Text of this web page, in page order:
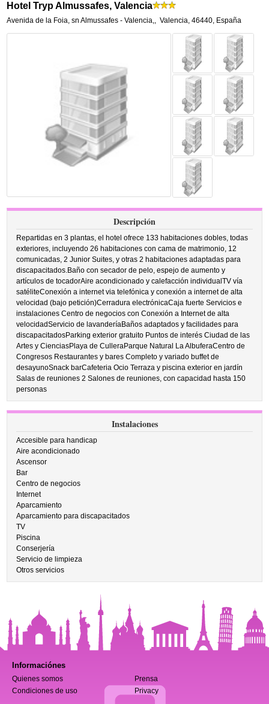
Hotel Tryp Almussafes, Valencia
Avenida de la Foia, sn Almussafes - Valencia,, Valencia,46440, España
Descripción
Repartidas en 3 plantas, el hotel ofrece 133 habitaciones dobles, todas
exteriores, incluyendo 26 habitaciones con cama de matrimonio, 12
comunicadas, 2 Junior Suites, y otras 2 habitaciones adaptadas para
discapacitados.Baño con secador de pelo, espejo de aumento y
artículos de tocadorAire acondicionado y calefacción individualTV vía
satéliteConexión a internet via telefónica y conexión a internet de alta
velocidad (bajo petición)Cerradura electrónicaCaja fuerte Servicios e
instalaciones Centro de negocios con Conexión a Internet de alta
velocidadServicio de lavanderíaBaños adaptados y facilidades para
discapacitadosParking exterior gratuito Puntos de interés Ciudad de las
Artes y CienciasPlaya de CulleraParque Natural La AlbuferaCentro de
Congresos Restaurantes y bares Completo y variado buffet de
desayunoSnack barCafeteria Ocio Terraza y piscina exterior en jardín
Salas de reuniones 2 Salones de reuniones, con capacidad hasta 150
personas
Instalaciones
Accesible para handicap
Aire acondicionado
Ascensor
Bar
Centro de negocios
Internet
Aparcamiento
Aparcamiento para discapacitados
TV
Piscina
Conserjería
Servicio de limpieza
Otros servicios
Informaciónes
Quienes somos
Prensa
Condiciones de uso
Privacy